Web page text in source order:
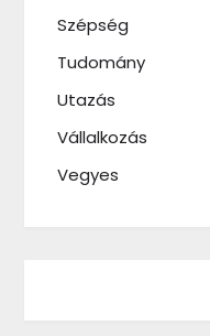
Szépség
Tudomány
Utazás
Vállalkozás
Vegyes